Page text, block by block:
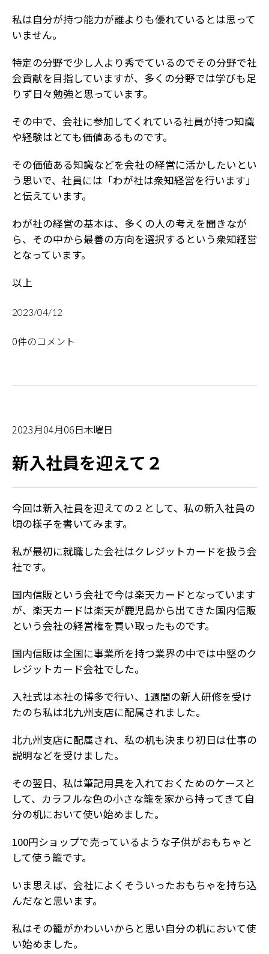
私は自分が持つ能力が誰よりも優れているとは思って
いません。
特定の分野で少し人より秀でているのでその分野で社
会貢献を目指していますが、多くの分野では学びも足
りず日々勉強と思っています。
その中で、会社に参加してくれている社員が持つ知識
や経験はとても価値あるものです。
その価値ある知識などを会社の経営に活かしたいとい
う思いで、社員には「わが社は衆知経営を行います」
と伝えています。
わが社の経営の基本は、多くの人の考えを聞きなが
ら、その中から最善の方向を選択するという衆知経営
となっています。
以上
2023/04/12
0件のコメント
2023月04月06日木曜日
新入社員を迎えて２
今回は新入社員を迎えての２として、私の新入社員の
頃の様子を書いてみます。
私が最初に就職した会社はクレジットカードを扱う会
社です。
国内信販という会社で今は楽天カードとなっています
が、楽天カードは楽天が鹿児島から出てきた国内信販
という会社の経営権を買い取ったものです。
国内信販は全国に事業所を持つ業界の中では中堅のク
レジットカード会社でした。
入社式は本社の博多で行い、1週間の新人研修を受け
たのち私は北九州支店に配属されました。
北九州支店に配属され、私の机も決まり初日は仕事の
説明などを受けました。
その翌日、私は筆記用具を入れておくためのケースと
して、カラフルな色の小さな籠を家から持ってきて自
分の机において使い始めました。
100円ショップで売っているような子供がおもちゃと
して使う籠です。
いま思えば、会社によくそういったおもちゃを持ち込
んだなと思います。
私はその籠がかわいいからと思い自分の机において使
い始めました。